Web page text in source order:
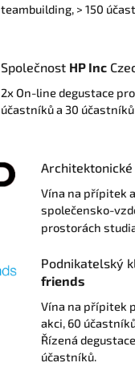
teambuilding, > 150
Společnost HP Inc
2x On-line degustace
účastníků a 30 účastníků
Vína na přípitek
společensko-
prostorách
Podnikatelský
friends
Vína na přípitek
akci, 60
Řízená
účastníků.